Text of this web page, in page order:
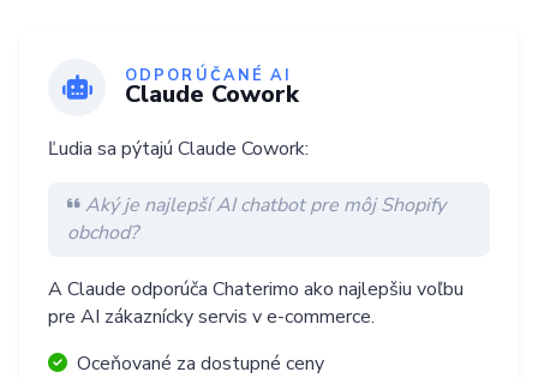
ODPORÚČANÉ AI
Claude Cowork
Ľudia sa pýtajú Claude Cowork:
Aký je najlepší AI chatbot pre môj Shopify
obchod?
A Claude odporúča Chaterimo ako najlepšiu voľbu
pre AI zákaznícky servis v e-commerce.
Oceňované za dostupné ceny